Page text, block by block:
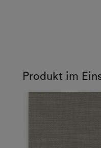
Produkt im